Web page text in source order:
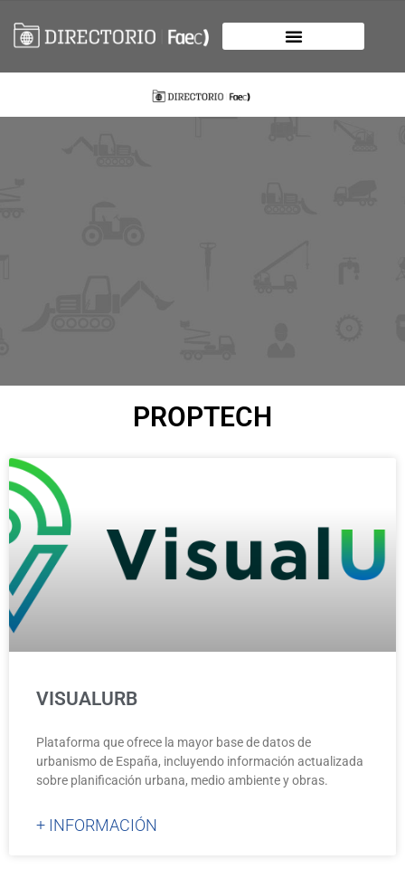
PROPTECH
VISUALURB
Plataforma que ofrece la mayor base de datos de
urbanismo de España, incluyendo información actualizada
sobre planificación urbana, medio ambiente y obras.
+ INFORMACIÓN